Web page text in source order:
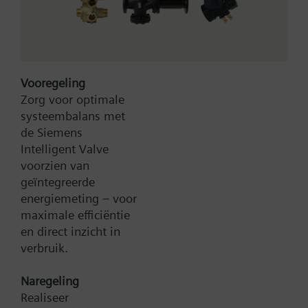
Type:
Artikel-Nr.:
Documenten
Vooregeling
Zorg voor optimale
systeembalans met
de Siemens
Intelligent Valve
voorzien van
geïntegreerde
energiemeting – voor
maximale efficiëntie
en direct inzicht in
verbruik.
Naregeling
Realiseer
Contact